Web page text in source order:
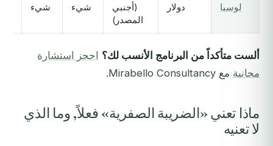
لوسيا
دولار
(أجنبي
المصدر)
شيء
شيء
ألست متأكداً من البرنامج الأنسب لك؟ احجز استشارة
مجانية مع Mirabello Consultancy.
ماذا تعني «الضريبة الصفرية» فعلاً, وما الذي
لا تعنيه